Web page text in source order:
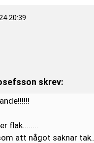
20:39
skrev:
flak........
att något saknar